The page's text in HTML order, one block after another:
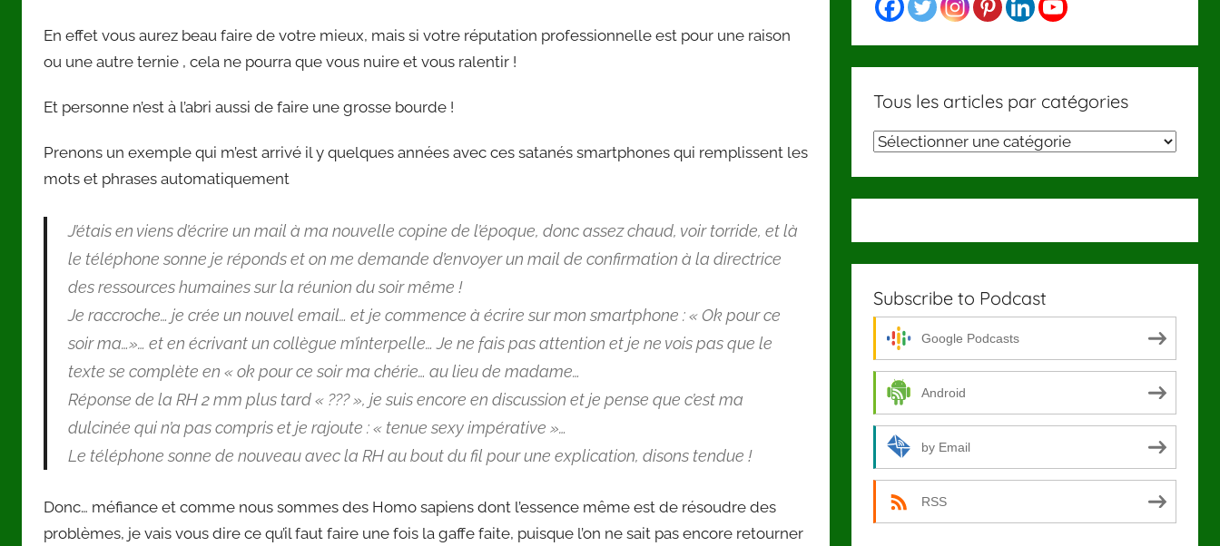
En effet vous aurez beau faire de votre mieux, mais si votre réputation professionnelle est pour une raison
ou une autre ternie , cela ne pourra que vous nuire et vous ralentir !
Et personne n’est à l’abri aussi de faire une grosse bourde !
Prenons un exemple qui m’est arrivé il y quelques années avec ces satanés smartphones qui remplissent les
mots et phrases automatiquement
J’étais en viens d’écrire un mail à ma nouvelle copine de l’époque, donc assez chaud, voir torride, et là
le téléphone sonne je réponds et on me demande d’envoyer un mail de confirmation à la directrice
des ressources humaines sur la réunion du soir même !
Je raccroche… je crée un nouvel email… et je commence à écrire sur mon smartphone : « Ok pour ce
soir ma…»… et en écrivant un collègue m’interpelle… Je ne fais pas attention et je ne vois pas que le
texte se complète en « ok pour ce soir ma chérie… au lieu de madame…
Réponse de la RH 2 mm plus tard « ??? », je suis encore en discussion et je pense que c’est ma
dulcinée qui n’a pas compris et je rajoute : « tenue sexy impérative »…
Le téléphone sonne de nouveau avec la RH au bout du fil pour une explication, disons tendue !
Donc… méfiance et comme nous sommes des Homo sapiens dont l’essence même est de résoudre des
problèmes, je vais vous dire ce qu’il faut faire une fois la gaffe faite, puisque l’on ne sait pas encore retourner
Tous les articles par catégories
Tous
catégories
Subscribe to Podcast
Google Podcasts
Android
by Email
RSS